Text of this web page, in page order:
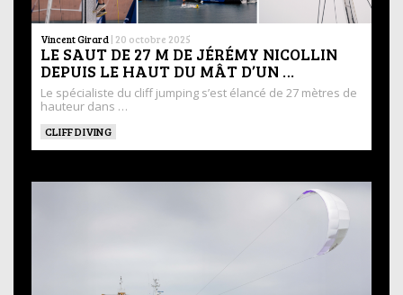
Vincent Girard | 20 octobre 2025
LE SAUT DE 27 M DE JÉRÉMY NICOLLIN
DEPUIS LE HAUT DU MÂT D’UN …
Le spécialiste du cliff jumping s’est élancé de 27 mètres de
hauteur dans …
CLIFF DIVING